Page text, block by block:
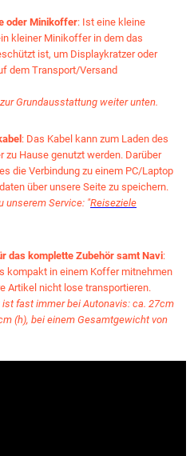
oder Minikoffer: Ist eine kleine
kleiner Minikoffer in dem das
ist, um Displaykratzer oder
dem Transport/Versand
Grundausstattung weiter unten.
: Das Kabel kann zum Laden des
zu Hause genutzt werden. Darüber
die Verbindung zu einem PC/Laptop
über unsere Seite zu speichern.
unserem Service: "Reiseziele
das komplette Zubehör samt Navi:
kompakt in einem Koffer mitnehmen
Artikel nicht lose transportieren.
fast immer bei Autonavis: ca. 27cm
(h), bei einem Gesamtgewicht von